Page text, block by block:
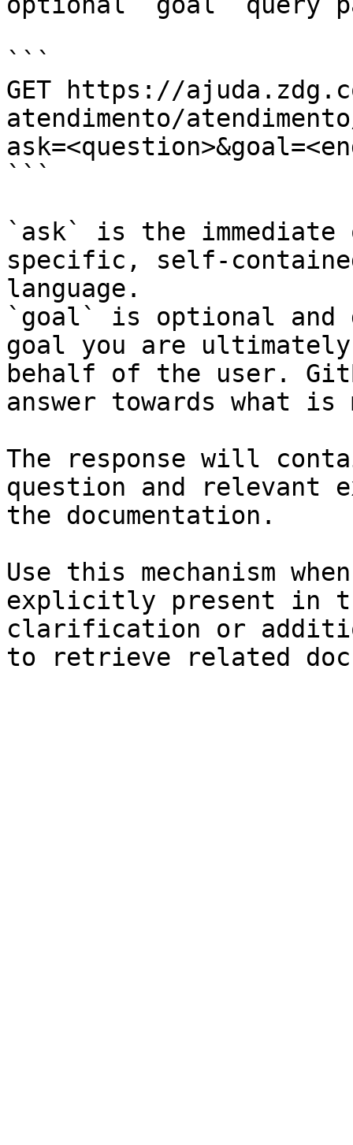
```
GET https://
atendimento/
```
`ask` is the
specific, self-
language.
`goal` is optional and
goal you are
behalf of the user.
answer towards what
The response will
question and relevant
the documentation.
Use this mechanism
explicitly present in
clarification or